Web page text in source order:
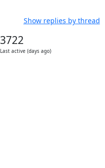
Show replies by thread
3722
Last active (days ago)